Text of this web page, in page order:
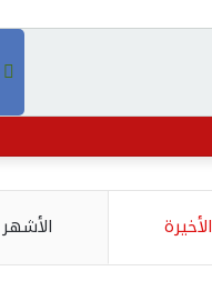
الأخيرة الأشهر